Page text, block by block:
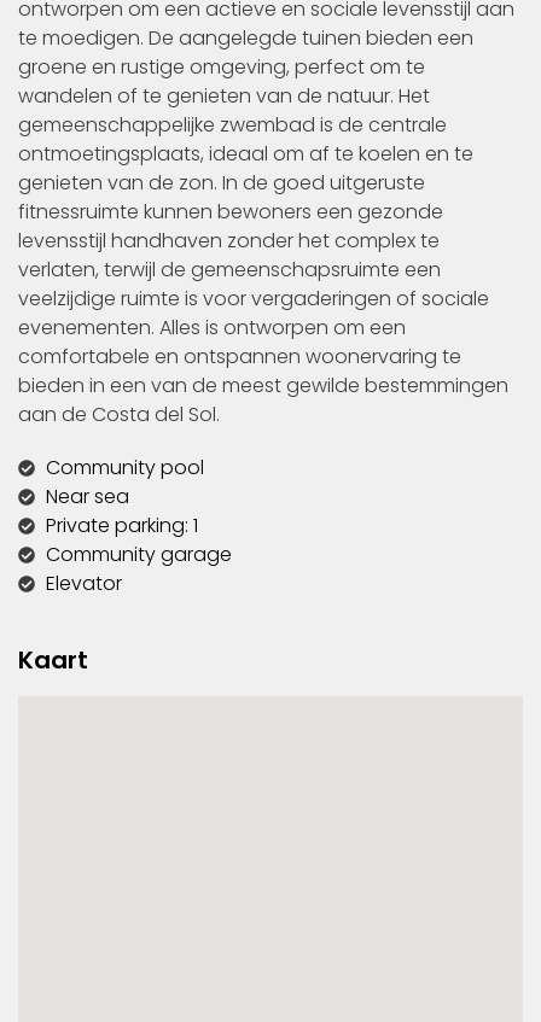
ontworpen om een actieve en sociale levensstijl aan
te moedigen. De aangelegde tuinen bieden een
groene en rustige omgeving, perfect om te
wandelen of te genieten van de natuur. Het
gemeenschappelijke zwembad is de centrale
ontmoetingsplaats, ideaal om af te koelen en te
genieten van de zon. In de goed uitgeruste
fitnessruimte kunnen bewoners een gezonde
levensstijl handhaven zonder het complex te
verlaten, terwijl de gemeenschapsruimte een
veelzijdige ruimte is voor vergaderingen of sociale
evenementen. Alles is ontworpen om een
comfortabele en ontspannen woonervaring te
bieden in een van de meest gewilde bestemmingen
aan de Costa del Sol.
Community pool
Near sea
Private parking: 1
Community garage
Elevator
Kaart